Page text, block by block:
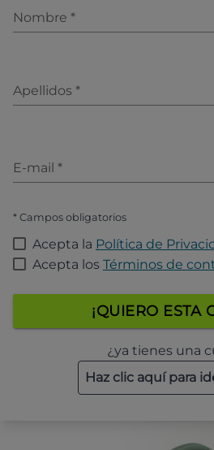
Nombre *
Apellidos *
E-mail *
* Campos obligatorios
Acepta la Política de
Acepta los Términos de
¡QUIERO ESTA
¿ya tienes una
Haz clic aquí para